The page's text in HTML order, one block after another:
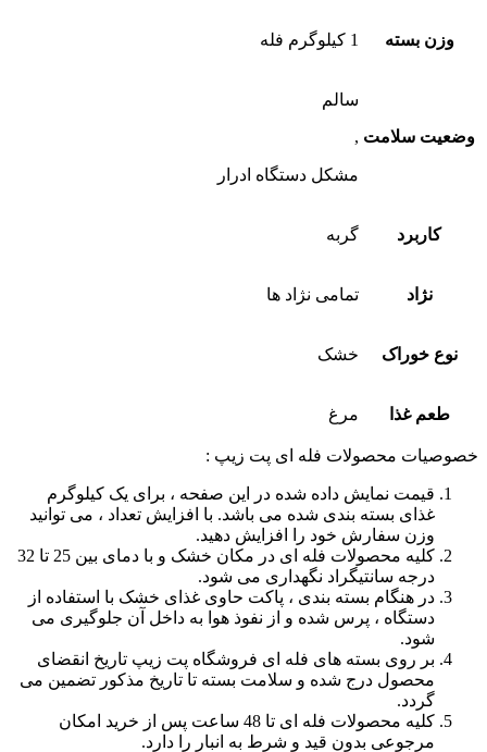
وزن بسته 1 کیلوگرم فله
وضعیت سلامت
سالم
,
مشکل دستگاه ادرار
کاربرد گربه
نژاد تمامی نژاد ها
نوع خوراک خشک
طعم غذا مرغ
خصوصیات محصولات فله ای پت زیپ :
قیمت نمایش داده شده در این صفحه ، برای یک کیلوگرم
غذای بسته بندی شده می باشد. با افزایش تعداد ، می توانید
وزن سفارش خود را افزایش دهید.
کلیه محصولات فله ای در مکان خشک و با دمای بین 25 تا 32
درجه سانتیگراد نگهداری می شود.
در هنگام بسته بندی ، پاکت حاوی غذای خشک با استفاده از
دستگاه ، پرس شده و از نفوذ هوا به داخل آن جلوگیری می
شود.
بر روی بسته های فله ای فروشگاه پت زیپ تاریخ انقضای
محصول درج شده و سلامت بسته تا تاریخ مذکور تضمین می
گردد.
کلیه محصولات فله ای تا 48 ساعت پس از خرید امکان
مرجوعی بدون قید و شرط به انبار را دارد.